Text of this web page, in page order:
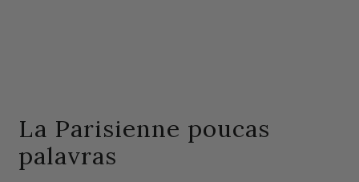
La Parisienne poucas
palavras